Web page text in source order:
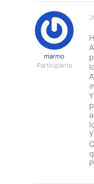
marmo
Participante